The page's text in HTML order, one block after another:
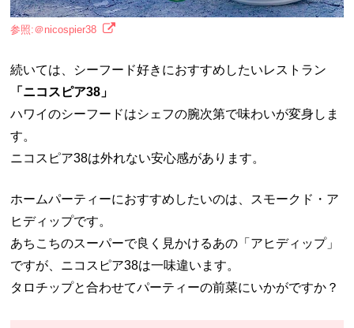
参照:＠nicospier38
続いては、シーフード好きにおすすめしたいレストラン
「ニコスピア38」
ハワイのシーフードはシェフの腕次第で味わいが変身しま
す。
ニコスピア38は外れない安心感があります。
ホームパーティーにおすすめしたいのは、スモークド・ア
ヒディップです。
あちこちのスーパーで良く見かけるあの「アヒディップ」
ですが、ニコスピア38は一味違います。
タロチップと合わせてパーティーの前菜にいかがですか？